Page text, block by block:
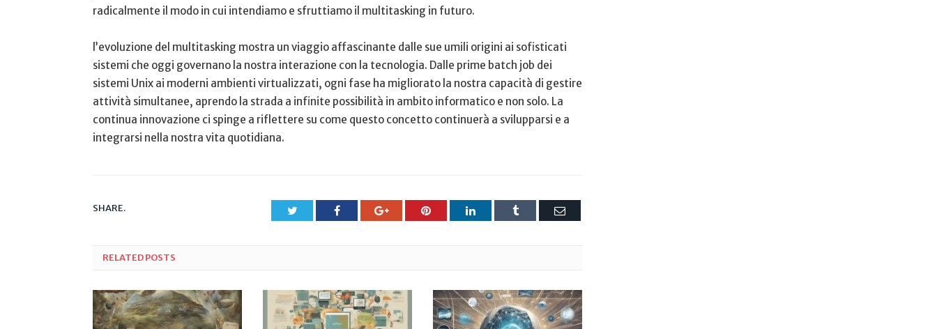
radicalmente il modo ‌in cui​ intendiamo⁢ e⁢ sfruttiamo il multitasking in futuro.
l’evoluzione‍ del multitasking mostra⁣ un viaggio ⁤affascinante dalle sue umili origini⁣ ai ⁣sofisticati
sistemi che oggi governano la nostra interazione con​ la ⁣tecnologia. Dalle prime batch job dei
sistemi Unix⁤ ai moderni‍ ambienti virtualizzati, ‌ogni fase ha​ migliorato la​ nostra ‍capacità di gestire
attività simultanee, aprendo la strada ‌a infinite possibilità ⁢in ambito informatico e‌ non ‍solo.⁣ La
continua⁤ innovazione ci spinge a riflettere su come questo concetto continuerà‍ a svilupparsi e a
integrarsi nella nostra vita quotidiana.
SHARE. Twitter Facebook Google+ Pinterest LinkedIn Tumblr Email
RELATEDPOSTS